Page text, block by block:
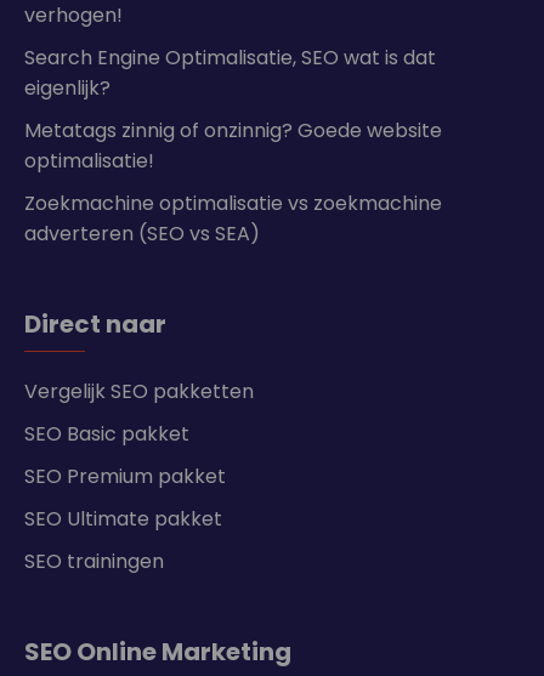
verhogen!
Search Engine Optimalisatie, SEO wat is dat
eigenlijk?
Metatags zinnig of onzinnig? Goede website
optimalisatie!
Zoekmachine optimalisatie vs zoekmachine
adverteren (SEO vs SEA)
Direct naar
Vergelijk SEO pakketten
SEO Basic pakket
SEO Premium pakket
SEO Ultimate pakket
SEO trainingen
SEO Online Marketing